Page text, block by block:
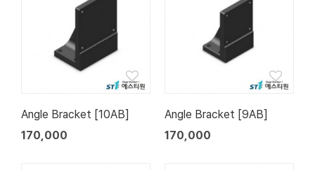
Angle Bracket [10AB]
170,000
Angle Bracket [9AB]
170,000